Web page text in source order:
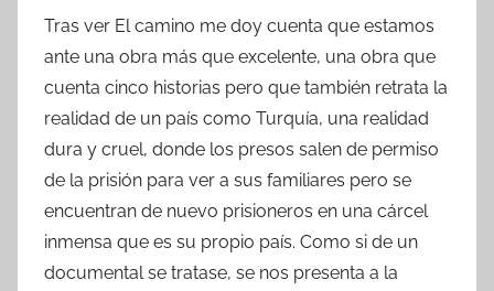
Tras ver El camino me doy cuenta que estamos
ante una obra más que excelente, una obra que
cuenta cinco historias pero que también retrata la
realidad de un país como Turquía, una realidad
dura y cruel, donde los presos salen de permiso
de la prisión para ver a sus familiares pero se
encuentran de nuevo prisioneros en una cárcel
inmensa que es su propio país. Como si de un
documental se tratase, se nos presenta a la